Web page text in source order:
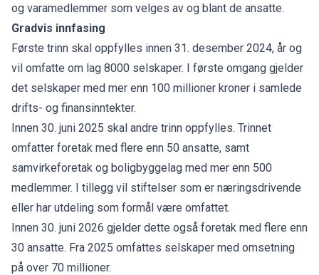
og varamedlemmer som velges av og blant de ansatte.
Gradvis innfasing
Første trinn skal oppfylles innen 31. desember 2024, år og
vil omfatte om lag 8000 selskaper. I første omgang gjelder
det selskaper med mer enn 100 millioner kroner i samlede
drifts- og finansinntekter.
Innen 30. juni 2025 skal andre trinn oppfylles. Trinnet
omfatter foretak med flere enn 50 ansatte, samt
samvirkeforetak og boligbyggelag med mer enn 500
medlemmer. I tillegg vil stiftelser som er næringsdrivende
eller har utdeling som formål være omfattet.
Innen 30. juni 2026 gjelder dette også foretak med flere enn
30 ansatte. Fra 2025 omfattes selskaper med omsetning
på over 70 millioner.